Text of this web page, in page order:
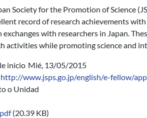
Society for the Promotion of Science
record of research achievements
with researchers in Japan.
activities while promoting science and
inicio Mié, 13/05/2015
http://www.jsps.go.jp/english/e-fellow/
o Unidad
(20.39 KB)